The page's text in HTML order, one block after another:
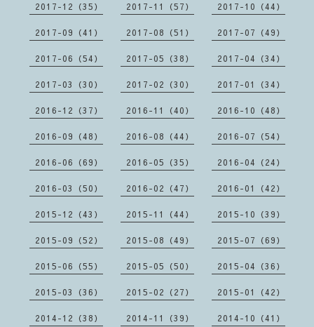
2017-12（35） 2017-11（57） 2017-10（44）
2017-09（41） 2017-08（51） 2017-07（49）
2017-06（54） 2017-05（38） 2017-04（34）
2017-03（30） 2017-02（30） 2017-01（34）
2016-12（37） 2016-11（40） 2016-10（48）
2016-09（48） 2016-08（44） 2016-07（54）
2016-06（69） 2016-05（35） 2016-04（24）
2016-03（50） 2016-02（47） 2016-01（42）
2015-12（43） 2015-11（44） 2015-10（39）
2015-09（52） 2015-08（49） 2015-07（69）
2015-06（55） 2015-05（50） 2015-04（36）
2015-03（36） 2015-02（27） 2015-01（42）
2014-12（38） 2014-11（39） 2014-10（41）